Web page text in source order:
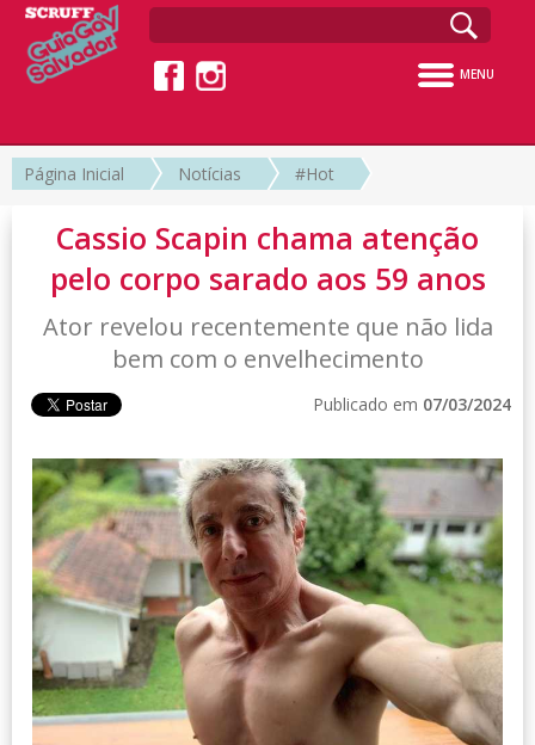
MENU
Página Inicial Notícias #Hot
Cassio Scapin chama atenção
pelo corpo sarado aos 59 anos
Ator revelou recentemente que não lida
bem com o envelhecimento
Publicado em 07/03/2024